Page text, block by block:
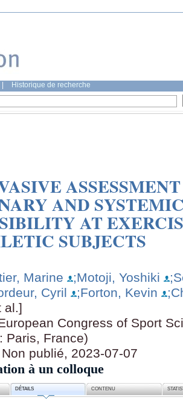
Historique de recherche
AND
AT
SUBJECTS
Marine ;Motoji, Yoshiki
Cyril ;Forton, Kevin
al.]
Congress of Sport
Paris, France)
Non publié, 2023-07-07
à un colloque
DÉTAILS CONTENU